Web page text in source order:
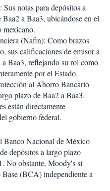
notas para depósitos a
a Baa3, ubicándose en el
mexicano.
(Nafin): Como brazos
sus calificaciones de emisor a
Baa3, reflejando su rol como
por el Estado.
al Ahorro Bancario
plazo de Baa2 a Baa3,
están directamente
gobierno federal.
Banco Nacional de México
depósitos a largo plazo
No obstante, Moody's sí
(BCA) independiente a